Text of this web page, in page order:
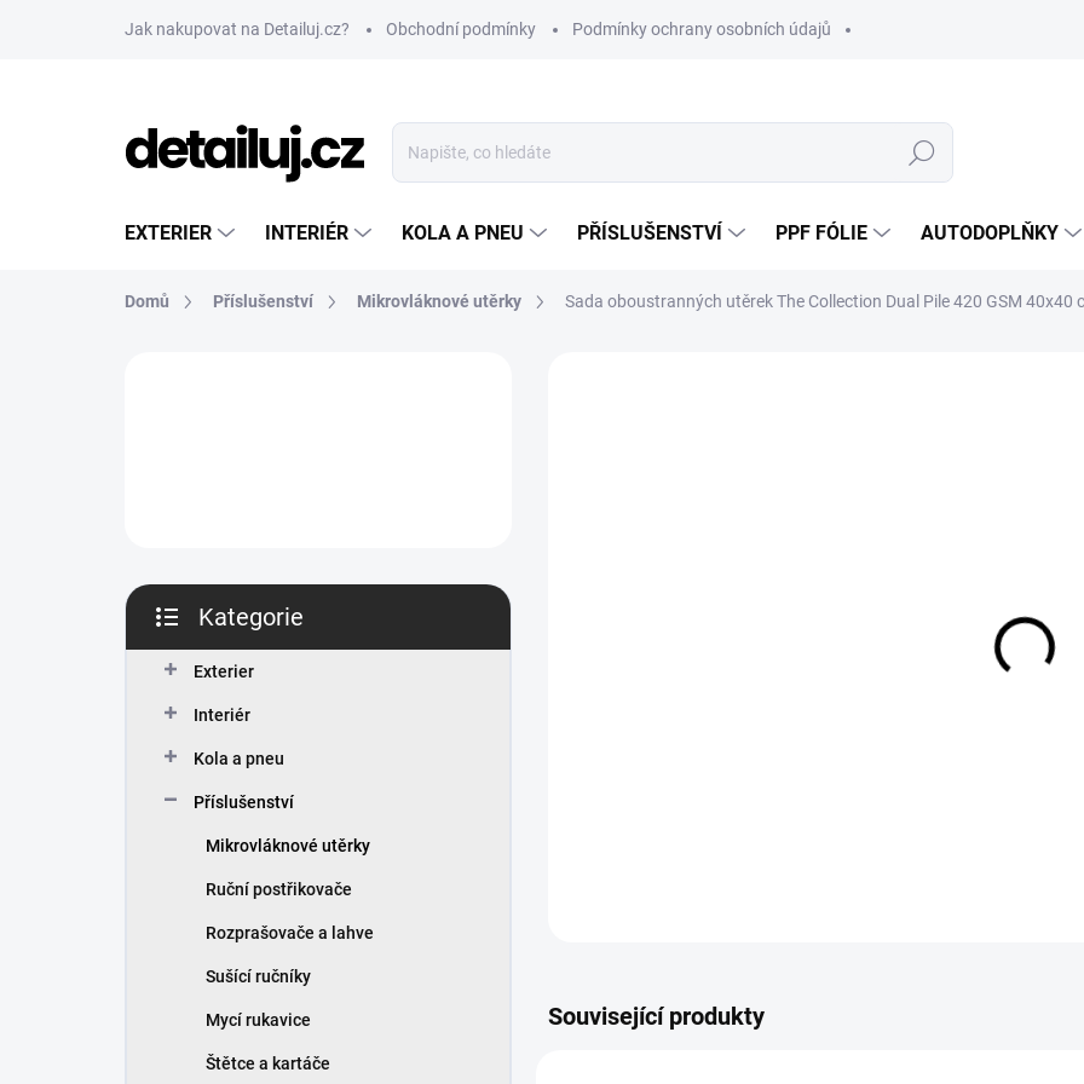
Jak nakupovat na Detailuj.cz? Obchodní podmínky Podmínky ochrany osobních údajů
Hledat
EXTERIER INTERIÉR KOLA A PNEU PŘÍSLUŠENSTVÍ PPF FÓLIE AUTODOPLŇKY
Domů Příslušenství Mikrovláknové utěrky Sada oboustranných utěrek The Collection Dual Pile 420 GSM 40x40
p
n
kategorie
Kategorie
Exterier
Interiér
Kola a pneu
Příslušenství
Mikrovláknové utěrky
Ruční postřikovače
Rozprašovače a lahve
Sušící ručníky
Mycí rukavice
Štětce a kartáče
Související produkty